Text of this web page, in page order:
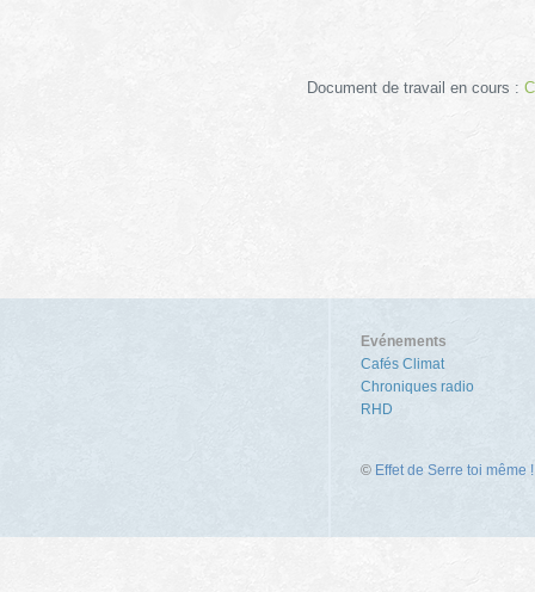
Document de travail en cours :
Evénements
Cafés Climat
Chroniques radio
RHD
© Effet de Serre toi même !